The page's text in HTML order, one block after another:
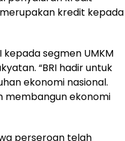
merupakan kredit kepada
kepada segmen UMKM
“BRI hadir untuk
ekonomi nasional.
membangun ekonomi
perseroan telah